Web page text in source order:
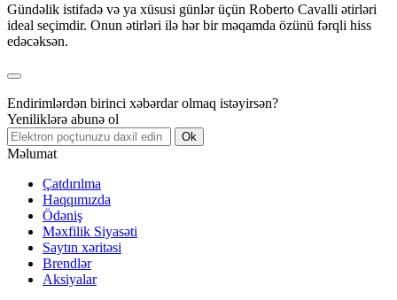
Gündəlik istifadə və ya xüsusi günlər üçün Roberto Cavalli ətirləri
ideal seçimdir. Onun ətirləri ilə hər bir məqamda özünü fərqli hiss
edəcəksən.
Endirimlərdən birinci xəbərdar olmaq istəyirsən?
Yeniliklərə abunə ol
Ok
Məlumat
Çatdırılma
Haqqımızda
Ödəniş
Məxfilik Siyasəti
Saytın xəritəsi
Brendlər
Aksiyalar